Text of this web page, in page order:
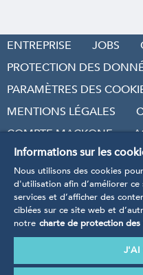
ENTREPRISE JOBS
PROTECTION DES
PARAMÈTRES DES
MENTIONS LÉGALES
COMPTE MACKONE
* Tarifs TVA incluse, hors
Nos produits sont
Informations sur les
Nous utilisons des cookies
d'utilisation afin d’améliorer
services et d’afficher des
ciblées sur ce site web et
notre charte de protection des
J'AI